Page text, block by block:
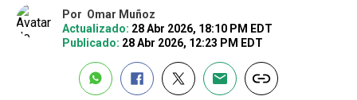
Por Omar Muñoz
Actualizado: 28 Abr 2026, 18:10 PM EDT
Publicado: 28 Abr 2026, 12:23 PM EDT